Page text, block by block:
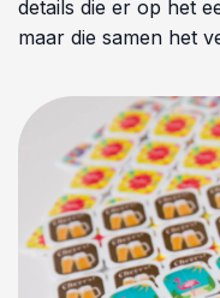
details die er op het
maar die samen het